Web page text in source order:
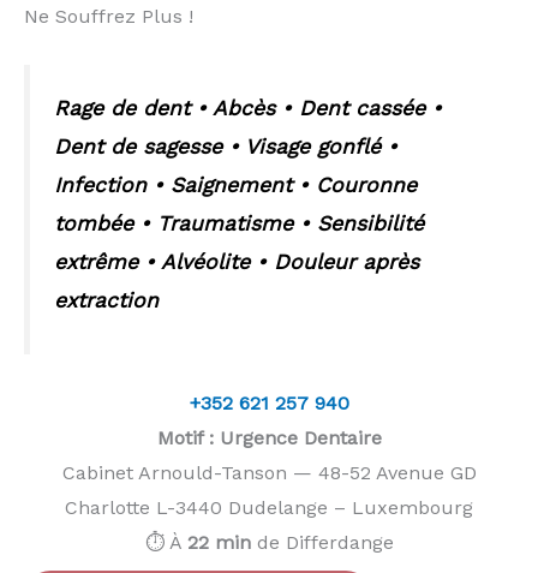
Ne Souffrez Plus !
Rage de dent • Abcès • Dent cassée •
Dent de sagesse • Visage gonflé •
Infection • Saignement • Couronne
tombée • Traumatisme • Sensibilité
extrême • Alvéolite • Douleur après
extraction
+352 621 257 940
Motif : Urgence Dentaire
Cabinet Arnould-Tanson — 48-52 Avenue GD
Charlotte L-3440 Dudelange – Luxembourg
⏱️ À 22 minde Differdange